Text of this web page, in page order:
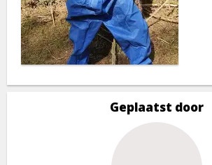
Geplaatst door